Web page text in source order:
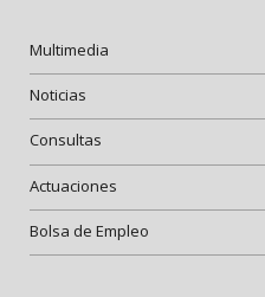
Multimedia
Noticias
Consultas
Actuaciones
Bolsa de Empleo